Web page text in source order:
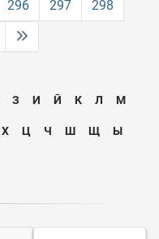
296 297
298
З И Ӣ К Л М
Х Ц Ч Ш Щ Ы